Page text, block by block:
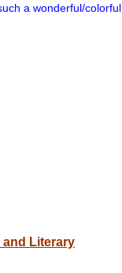
a wonderful/colorful
and Literary